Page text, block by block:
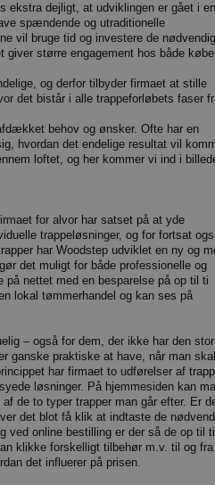
ekstra dejligt, at udviklingen er gået i en
spændende og utraditionelle
vil bruge tid og investere de
giver større engagement hos både
og derfor tilbyder firmaet at stille
det bistår i alle trappeforløbets faser
behov og ønsker. Ofte har en
hvordan det endelige resultat vil
loftet, og her kommer vi ind i
for alvor har satset på at yde
trappeløsninger, og for fortsat
har Woodstep udviklet en ny og
det muligt for både professionelle og
på nettet med en besparelse på op til ti
lokal tømmerhandel og kan ses på
– også for dem, der ikke har den
ganske praktiske at have, når man
har firmaet to udførelser af
løsninger. På hjemmesiden kan
de to typer trapper man går efter. Er
det blot få klik at indtaste de
ved online bestilling er der så de op til ti
klikke forskelligt tilbehør m.v. til og
det influerer på prisen.